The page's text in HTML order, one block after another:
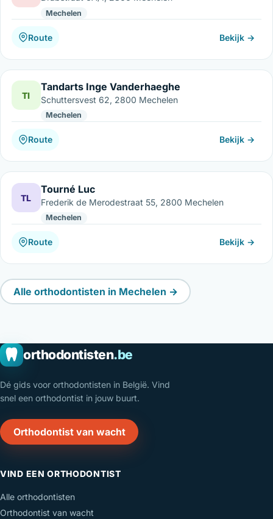
Mechelen
Route Bekijk →
TI
Tandarts Inge Vanderhaeghe
Schuttersvest 62, 2800 Mechelen
Mechelen
Route Bekijk →
TL
Tourné Luc
Frederik de Merodestraat 55, 2800 Mechelen
Mechelen
Route Bekijk →
Alle orthodontisten in Mechelen →
orthodontisten.be
Dé gids voor orthodontisten in België. Vind
snel een orthodontist in jouw buurt.
Orthodontist van wacht
VIND EEN ORTHODONTIST
Alle orthodontisten
Orthodontist van wacht